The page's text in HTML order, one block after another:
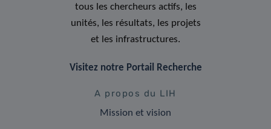
tous les chercheurs actifs, les
unités, les résultats, les projets
et les infrastructures.
Visitez notre Portail Recherche
A propos du LIH
Mission et vision